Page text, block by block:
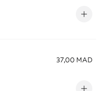
37,00 MAD